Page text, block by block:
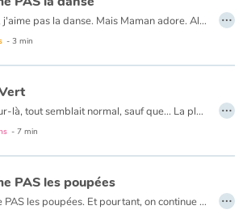
« Moi, j'aime pas la danse. Mais Maman adore. Alors tous les mercredis, j'enfile mon tutu. Mais j'aime pas les tutus. Ça gratte et c'est rose. »Des cours ennuyeux au grand écart qui fait mal, la narratrice ne nous épargne rien, jusqu'au spectacle de fin d'année où elle part du mauvais côté et fait le pitre pour le plus grand plaisir du public.
- 3 min
…
Ce jour-là, tout semblait normal, sauf que... La pluie qui gratouillait les murs était verte, les troncs d’arbres vert perroquet, les boîtes aux lettres vert amande… On tentait de s’habituer. Les chercheurs cherchaient, les hommes politiques politisaient. Bref, ça n’avançait pas beaucoup...
- 7 min
…
PAS les poupées
J'aime PAS les poupées. Et pourtant, on continue à m'en offrir ! Pour mes sept ans, ça n'a pas loupé... Mamie Esther m'a offert une grande poupée aux yeux ouverts. Mais cette fois-ci, pas question de me laisser faire ! …